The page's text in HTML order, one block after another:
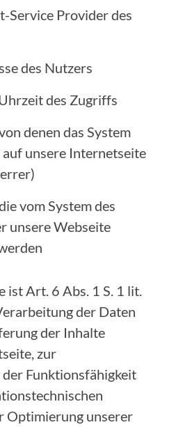
Service Provider des
des Nutzers
des Zugriffs
denen das System
unsere Internetseite
vom System des
unsere Webseite
ist Art. 6 Abs. 1 S. 1 lit.
der Daten
der Inhalte
zur
Funktionsfähigkeit
Optimierung unserer